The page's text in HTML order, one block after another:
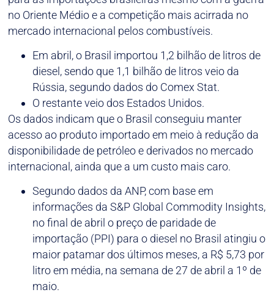
no Oriente Médio e a competição mais acirrada no
mercado internacional pelos combustíveis.
Em abril, o Brasil importou 1,2 bilhão de litros de
diesel, sendo que 1,1 bilhão de litros veio da
Rússia, segundo dados do Comex Stat.
O restante veio dos Estados Unidos.
Os dados indicam que o Brasil conseguiu manter
acesso ao produto importado em meio à redução da
disponibilidade de petróleo e derivados no mercado
internacional, ainda que a um custo mais caro.
Segundo dados da ANP, com base em
informações da S&P Global Commodity Insights,
no final de abril o preço de paridade de
importação (PPI) para o diesel no Brasil atingiu o
maior patamar dos últimos meses, a R$ 5,73 por
litro em média, na semana de 27 de abril a 1º de
maio.